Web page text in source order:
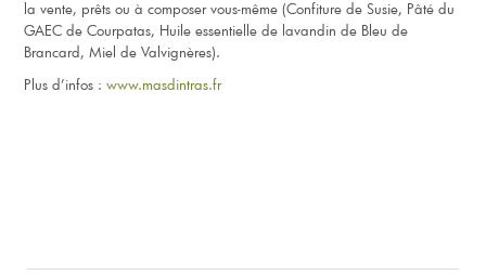
la vente, prêts ou à composer vous-même (Confiture de Susie, Pâté du
GAEC de Courpatas, Huile essentielle de lavandin de Bleu de
Brancard, Miel de Valvignères).
Plus d’infos :www.masdintras.fr